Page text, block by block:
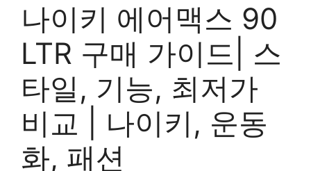
나이키 에어맥스 90
LTR 구매 가이드| 스
타일, 기능, 최저가
비교 | 나이키, 운동
화, 패션